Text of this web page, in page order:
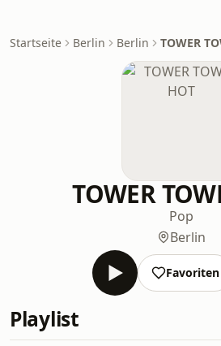
Startseite Berlin Berlin TOWER
TOWER
Pop
Berlin
Favoriten
Playlist